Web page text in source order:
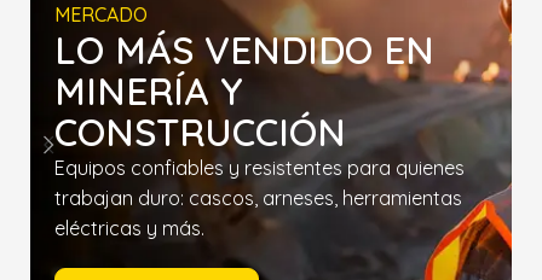
MERCADO
LO MÁS VENDIDO EN
MINERÍA Y
CONSTRUCCIÓN
Equipos confiables y resistentes para quienes
trabajan duro: cascos, arneses, herramientas
eléctricas y más.